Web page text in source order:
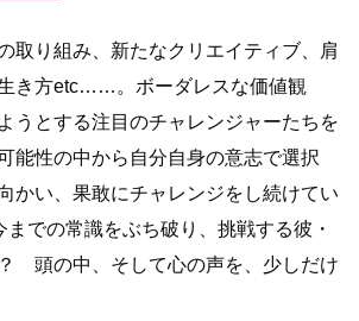
取り組み、新たなクリエイテ ィ ブ、
肩
き方etc……。ボーダレスな価値観
うとする注目のチャ レンジャーたちを
能性の中から自分自身の意志で選択
かい、果敢にチャレンジをし続けてい
までの常識をぶち破り、挑戦する彼・
頭の中、そして心の声を、少しだけ